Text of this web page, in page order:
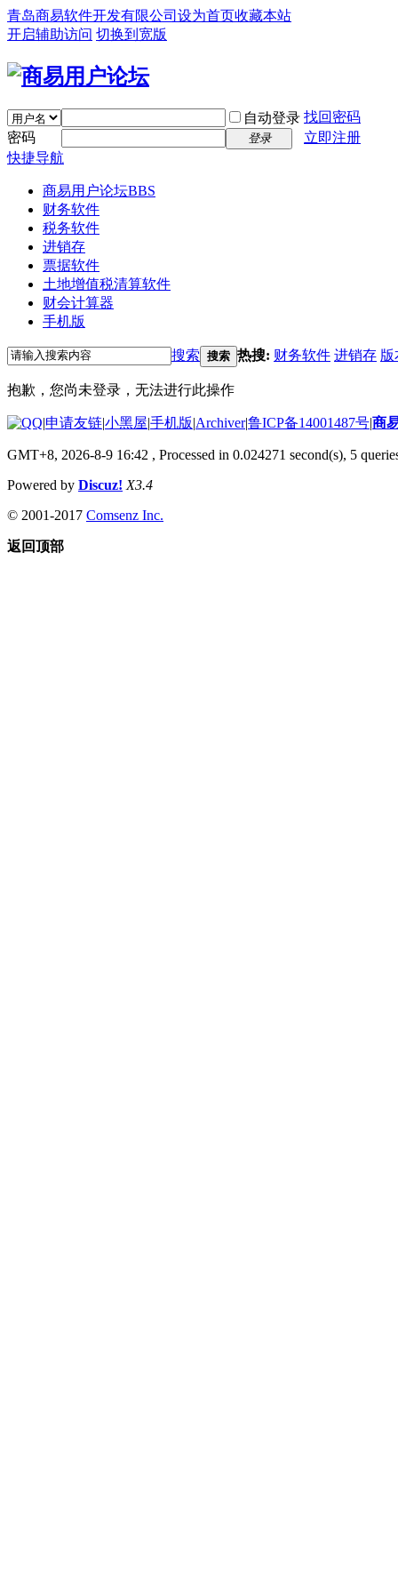
青岛商易软件开发有限公司 设为首页收藏本站
开启辅助访问 切换到宽版
自动登录 找回密码
密码
登录
立即注册
快捷导航
商易用户论坛BBS
财务软件
税务软件
进销存
票据软件
土地增值税清算软件
财会计算器
手机版
搜索 搜索 热搜: 财务软件 进销存 版
抱歉，您尚未登录，无法进行此操作
|申请友链|小黑屋|手机版|Archiver|鲁ICP备14001487号|商
GMT+8, 2026-8-9 16:42 , Processed in 0.024271 second(s), 5
Powered by Discuz! X3.4
© 2001-2017 Comsenz Inc.
返回顶部